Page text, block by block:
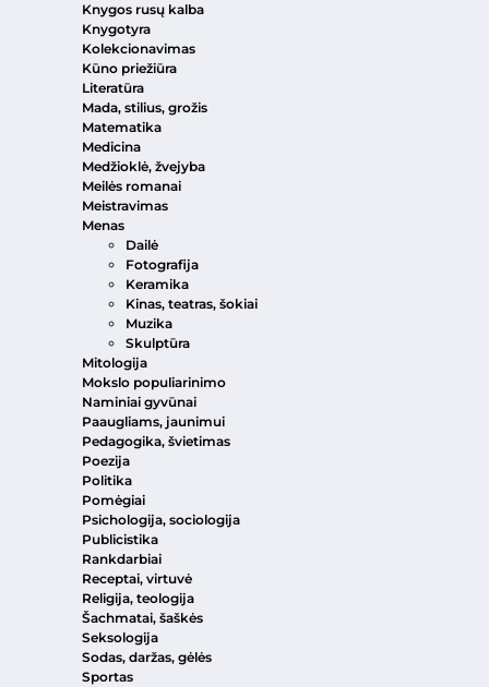
Knygos rusų kalba
Knygotyra
Kolekcionavimas
Kūno priežiūra
Literatūra
Mada, stilius, grožis
Matematika
Medicina
Medžioklė, žvejyba
Meilės romanai
Meistravimas
Menas
Dailė
Fotografija
Keramika
Kinas, teatras, šokiai
Muzika
Skulptūra
Mitologija
Mokslo populiarinimo
Naminiai gyvūnai
Paaugliams, jaunimui
Pedagogika, švietimas
Poezija
Politika
Pomėgiai
Psichologija, sociologija
Publicistika
Rankdarbiai
Receptai, virtuvė
Religija, teologija
Šachmatai, šaškės
Seksologija
Sodas, daržas, gėlės
Sportas